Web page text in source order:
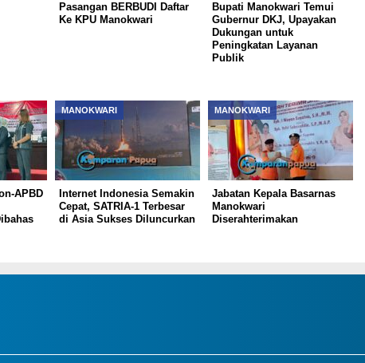
Pasangan BERBUDI Daftar
Ke KPU Manokwari
Bupati Manokwari Temui
Gubernur DKJ, Upayakan
Dukungan untuk
Peningkatan Layanan
Publik
APBD
MANOKWARI
Internet Indonesia Semakin
Cepat, SATRIA-1 Terbesar
di Asia Sukses Diluncurkan
MANOKWARI
Jabatan Kepala Basarnas
Manokwari
Diserahterimakan